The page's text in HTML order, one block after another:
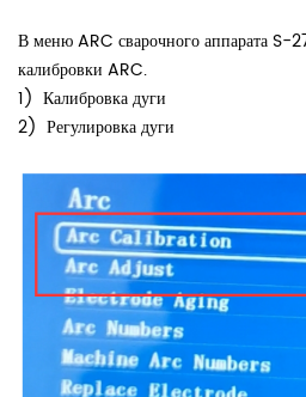
В меню ARC сварочного аппарата S-
калибровки ARC.
1) Калибровка дуги
2) Регулировка дуги